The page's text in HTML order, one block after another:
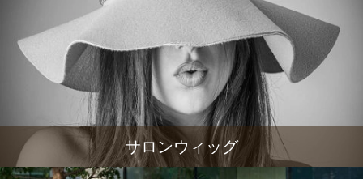
サロンウィッグ